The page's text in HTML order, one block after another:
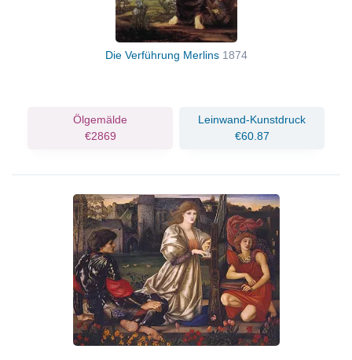
Die Verführung Merlins 1874
Ölgemälde
€2869
Leinwand-Kunstdruck
€60.87